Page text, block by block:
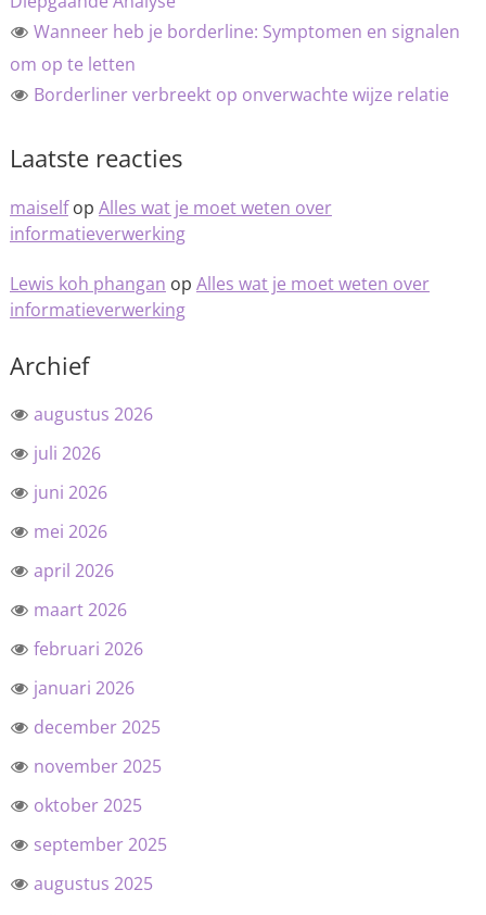
Wanneer heb je borderline: Symptomen en signalen
om op te letten
Borderliner verbreekt op onverwachte wijze relatie
Laatste reacties
maiselfop Alles wat je moet weten over
informatieverwerking
Lewis koh phangan op Alles wat je moet weten over
informatieverwerking
Archief
augustus 2026
juli 2026
juni 2026
mei 2026
april 2026
maart 2026
februari 2026
januari 2026
december 2025
november 2025
oktober 2025
september 2025
augustus 2025